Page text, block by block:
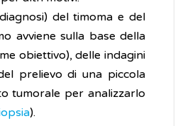
del timoma e del
avviene sulla base della
obiettivo), delle indagini
prelievo di una piccola
tumorale per analizzarlo
).